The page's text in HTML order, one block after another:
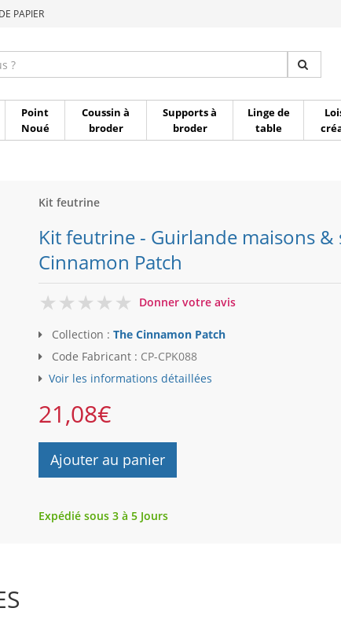
PAPIER
Point
Noué
Coussin à
broder
Supports à
broder
Linge de
table
Kit feutrine
Kit feutrine - Guirlande maisons &
Cinnamon Patch
0
Donner votre avis
Collection : The Cinnamon Patch
Code Fabricant : CP-CPK088
Voir les informations détaillées
21,08€
Ajouter au panier
Expédié sous 3 à 5 Jours